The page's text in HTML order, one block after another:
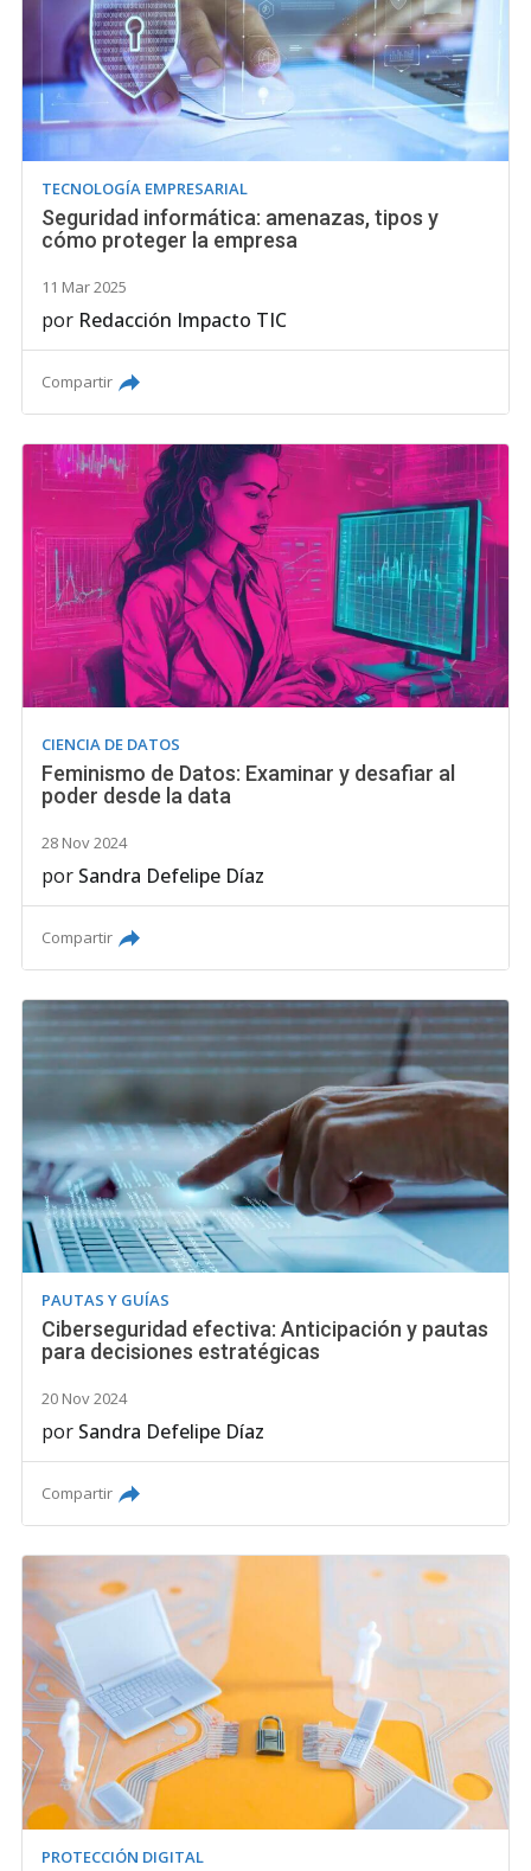
TECNOLOGÍA EMPRESARIAL
Seguridad informática: amenazas, tipos y
cómo proteger la empresa
11 Mar 2025
por Redacción Impacto TIC
Compartir
CIENCIA DE DATOS
Feminismo de Datos: Examinar y desafiar al
poder desde la data
28 Nov 2024
por Sandra Defelipe Díaz
Compartir
PAUTAS Y GUÍAS
Ciberseguridad efectiva: Anticipación y pautas
para decisiones estratégicas
20 Nov 2024
por Sandra Defelipe Díaz
Compartir
PROTECCIÓN DIGITAL